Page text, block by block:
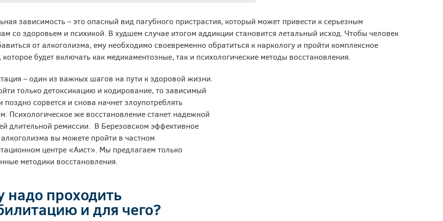
зависимость – это опасный вид пагубного пристрастия, который может привести к серьезным
со здоровьем и психикой. В худшем случае итогом аддикции становится летальный исход. Чтобы человек
от алкоголизма, ему необходимо своевременно обратиться к наркологу и пройти комплексное
которое будет включать как медикаментозные, так и психологические методы восстановления.
– один из важных шагов на пути к здоровой жизни.
только детоксикацию и кодирование, то зависимый
поздно сорвется и снова начнет злоупотреблять
Психологическое же восстановление станет надежной
длительной ремиссии. В Березовском эффективное
алкоголизма вы можете пройти в частном
центре «Аист». Мы предлагаем только
методики восстановления.
надо проходить
и для чего?